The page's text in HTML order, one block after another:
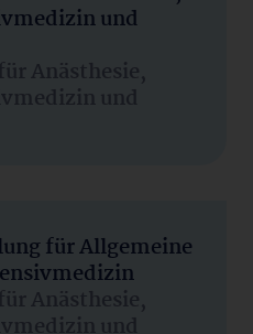
und
Anästhesie,
und
für Allgemeine
Anästhesie,
und